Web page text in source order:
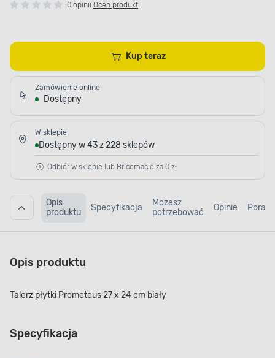
0 opinii Oceń produkt
Kup teraz
Zamówienie online
Dostępny
W sklepie
Dostępny w 43 z 228 sklepów
Odbiór w sklepie lub Bricomacie za 0 zł
Opis
produktu
Specyfikacja
Możesz
potrzebować
Opinie Porady
Opis produktu
Talerz płytki Prometeus 27 x 24 cm biały
Specyfikacja